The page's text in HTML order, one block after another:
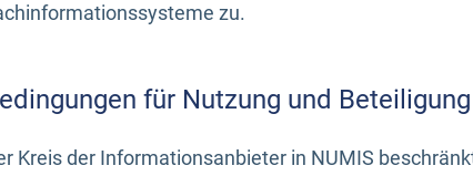
zu.
für Nutzung und
Kreis der Informationsanbieter in NUMIS